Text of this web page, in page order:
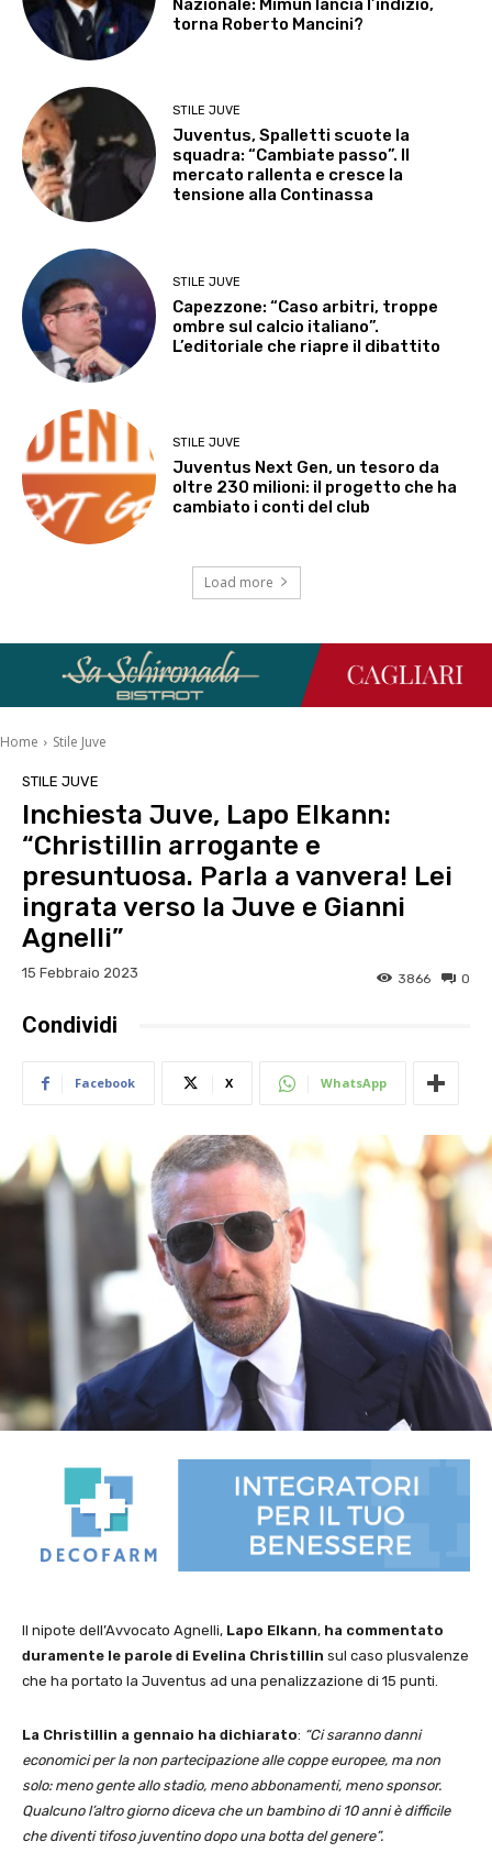
Nazionale: Mimun lancia l’indizio,
torna Roberto Mancini?
STILE JUVE
Juventus, Spalletti scuote la
squadra: “Cambiate passo”. Il
mercato rallenta e cresce la
tensione alla Continassa
STILE JUVE
Capezzone: “Caso arbitri, troppe
ombre sul calcio italiano”.
L’editoriale che riapre il dibattito
STILE JUVE
Juventus Next Gen, un tesoro da
oltre 230 milioni: il progetto che ha
cambiato i conti del club
Load more